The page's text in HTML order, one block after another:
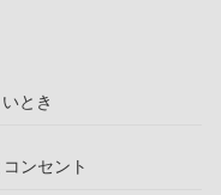
とき
ンセント